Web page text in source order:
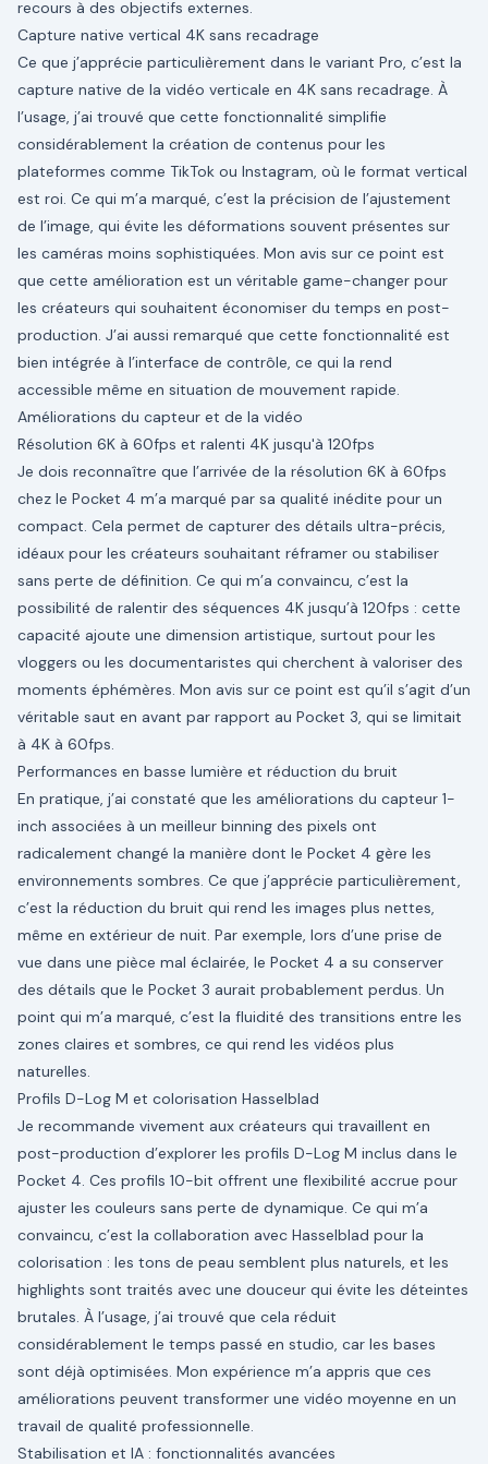
recours à des objectifs externes.
Capture native vertical 4K sans recadrage
Ce que j’apprécie particulièrement dans le variant Pro, c’est la
capture native de la vidéo verticale en 4K sans recadrage. À
l’usage, j’ai trouvé que cette fonctionnalité simplifie
considérablement la création de contenus pour les
plateformes comme TikTok ou Instagram, où le format vertical
est roi. Ce qui m’a marqué, c’est la précision de l’ajustement
de l’image, qui évite les déformations souvent présentes sur
les caméras moins sophistiquées. Mon avis sur ce point est
que cette amélioration est un véritable game-changer pour
les créateurs qui souhaitent économiser du temps en post-
production. J’ai aussi remarqué que cette fonctionnalité est
bien intégrée à l’interface de contrôle, ce qui la rend
accessible même en situation de mouvement rapide.
Améliorations du capteur et de la vidéo
Résolution 6K à 60fps et ralenti 4K jusqu'à 120fps
Je dois reconnaître que l’arrivée de la résolution 6K à 60fps
chez le Pocket 4 m’a marqué par sa qualité inédite pour un
compact. Cela permet de capturer des détails ultra-précis,
idéaux pour les créateurs souhaitant réframer ou stabiliser
sans perte de définition. Ce qui m’a convaincu, c’est la
possibilité de ralentir des séquences 4K jusqu’à 120fps : cette
capacité ajoute une dimension artistique, surtout pour les
vloggers ou les documentaristes qui cherchent à valoriser des
moments éphémères. Mon avis sur ce point est qu’il s’agit d’un
véritable saut en avant par rapport au Pocket 3, qui se limitait
à 4K à 60fps.
Performances en basse lumière et réduction du bruit
En pratique, j’ai constaté que les améliorations du capteur 1-
inch associées à un meilleur binning des pixels ont
radicalement changé la manière dont le Pocket 4 gère les
environnements sombres. Ce que j’apprécie particulièrement,
c’est la réduction du bruit qui rend les images plus nettes,
même en extérieur de nuit. Par exemple, lors d’une prise de
vue dans une pièce mal éclairée, le Pocket 4 a su conserver
des détails que le Pocket 3 aurait probablement perdus. Un
point qui m’a marqué, c’est la fluidité des transitions entre les
zones claires et sombres, ce qui rend les vidéos plus
naturelles.
Profils D-Log M et colorisation Hasselblad
Je recommande vivement aux créateurs qui travaillent en
post-production d’explorer les profils D-Log M inclus dans le
Pocket 4. Ces profils 10-bit offrent une flexibilité accrue pour
ajuster les couleurs sans perte de dynamique. Ce qui m’a
convaincu, c’est la collaboration avec Hasselblad pour la
colorisation : les tons de peau semblent plus naturels, et les
highlights sont traités avec une douceur qui évite les déteintes
brutales. À l’usage, j’ai trouvé que cela réduit
considérablement le temps passé en studio, car les bases
sont déjà optimisées. Mon expérience m’a appris que ces
améliorations peuvent transformer une vidéo moyenne en un
travail de qualité professionnelle.
Stabilisation et IA : fonctionnalités avancées